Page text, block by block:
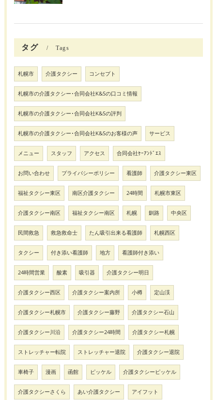
タグ Tags
札幌市 介護タクシー コンセプト
札幌市の介護タクシー･合同会社K&Sの口コミ情報
札幌市の介護タクシー･合同会社K&Sの評判
札幌市の介護タクシー･合同会社K&Sのお客様の声 サービス
メニュー スタッフ アクセス 合同会社ｹｰｱﾝﾄﾞｴｽ
お問い合わせ プライバシーポリシー 看護師 介護タクシー東区
福祉タクシー東区 南区介護タクシー 24時間 札幌市東区
介護タクシー南区 福祉タクシー南区 札幌 釧路 中央区
民間救急 救急救命士 たん吸引出来る看護師 札幌西区
タクシー 付き添い看護師 地方 看護師付き添い
24時間営業 酸素 吸引器 介護タクシー明日
介護タクシー西区 介護タクシー案内所 小樽 定山渓
介護タクシー札幌市 介護タクシー藤野 介護タクシー石山
介護タクシー川沿 介護タクシー24時間 介護タクシー札幌
ストレッチャー転院 ストレッチャー退院 介護タクシー退院
車椅子 漫画 函館 ピッケル 介護タクシーピッケル
介護タクシーさくら あい介護タクシー アイフット